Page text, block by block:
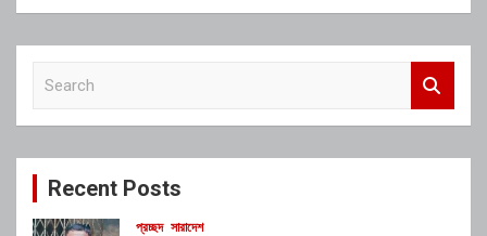
c
Recent Posts
প্রচ্ছদ সারাদেশ